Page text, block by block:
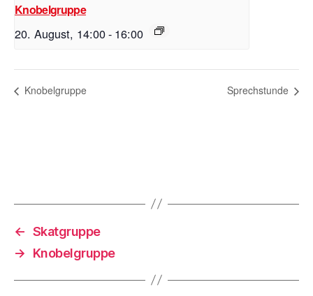
Knobelgruppe
20. August, 14:00- 16:00
Knobelgruppe Sprechstunde
← Skatgruppe
→
Knobelgruppe